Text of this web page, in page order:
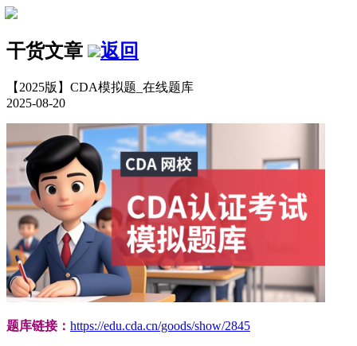
干货文章 返回
【2025版】CDA模拟题_在线题库
2025-08-20
题库链接： https://edu.cda.cn/goods/show/2845